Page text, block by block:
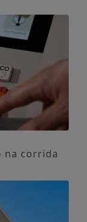
na corrida